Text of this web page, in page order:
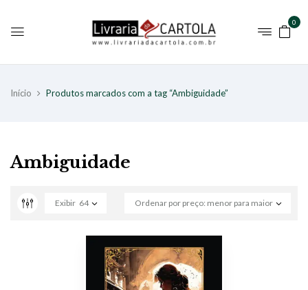
0
Início Produtos marcados com a tag “Ambiguidade”
Ambiguidade
Ordenar por preço: menor para maior
Exibir 64